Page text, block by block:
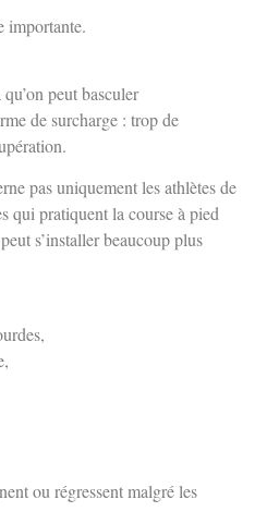
importante.
peut basculer
de surcharge : trop de
pas uniquement les athlètes de
qui pratiquent la course à pied
s’installer beaucoup plus
ou régressent malgré les